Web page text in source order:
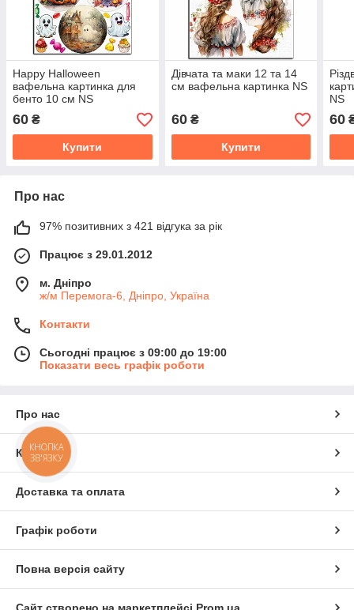
Happy Halloween
вафельна картинка для
бенто 10 см NS
60 ₴
Купити
Дівчата та маки 12 та 14
см вафельна картинка NS
60₴
Купити
NS
60
Про нас
97% позитивних з 421 відгука за рік
Працює з 29.01.2012
м. Дніпро
ж/м Перемога-6, Дніпро, Україна
Контакти
Сьогодні працює з 09:00 до 19:00
Показати весь графік роботи
Про нас
Контакти
Доставка та оплата
Графік роботи
Повна версія сайту
КНОПКА
ЗВ'ЯЗКУ